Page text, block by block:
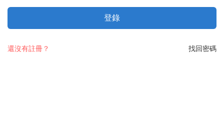
登錄
找回密碼
還沒有註冊？